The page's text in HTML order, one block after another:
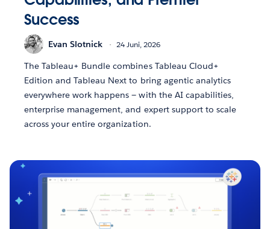
Success
Evan Slotnick 24 Juni, 2026
The Tableau+ Bundle combines Tableau Cloud+
Edition and Tableau Next to bring agentic analytics
everywhere work happens — with the AI capabilities,
enterprise management, and expert support to scale
across your entire organization.